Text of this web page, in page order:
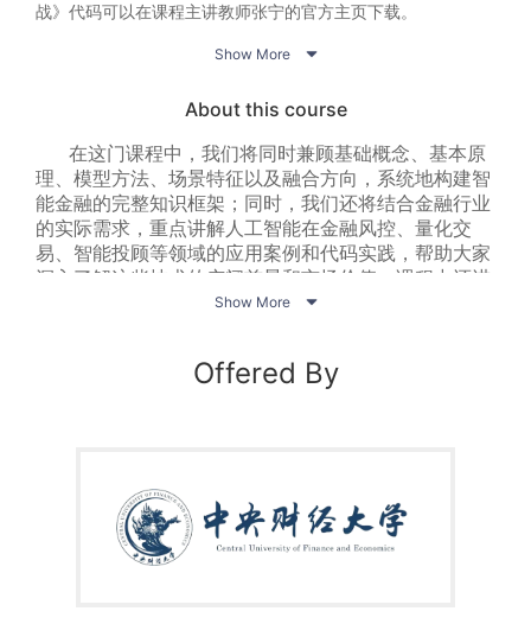
战》代码可以在课程主讲教师张宁的官方主页下载。
Show More 
About this course
在这门课程中，我们将同时兼顾基础概念、基本原
理、模型方法、场景特征以及融合方向，系统地构建智
能金融的完整知识框架；同时，我们还将结合金融行业
的实际需求，重点讲解人工智能在金融风控、量化交
易、智能投顾等领域的应用案例和代码实践，帮助大家
深入了解这些技术的广阔前景和市场价值；课程中还进
一步融入了相关前沿的研究和团队创新成果，赋予大家
强基固本、敢于创新、勇于实践是《机器学习和智
确定中最大确定！
Show More 
Offered By